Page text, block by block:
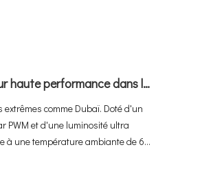
2,67 milliards de dollars d'ici 2034,
Comment déployer un affichage numérique LCD extérieur haute performance dans la chaleur extrême de 60°C à Dubaï
comme Dubaï. Doté d'un
PWM et d'une luminosité ultra
à une température ambiante de 60